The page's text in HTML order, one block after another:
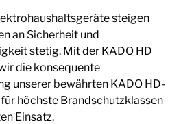
steigen
an Sicherheit und
stetig. Mit der KADO HD
die konsequente
unserer bewährten KADO HD-
höchste Brandschutzklassen
Einsatz.